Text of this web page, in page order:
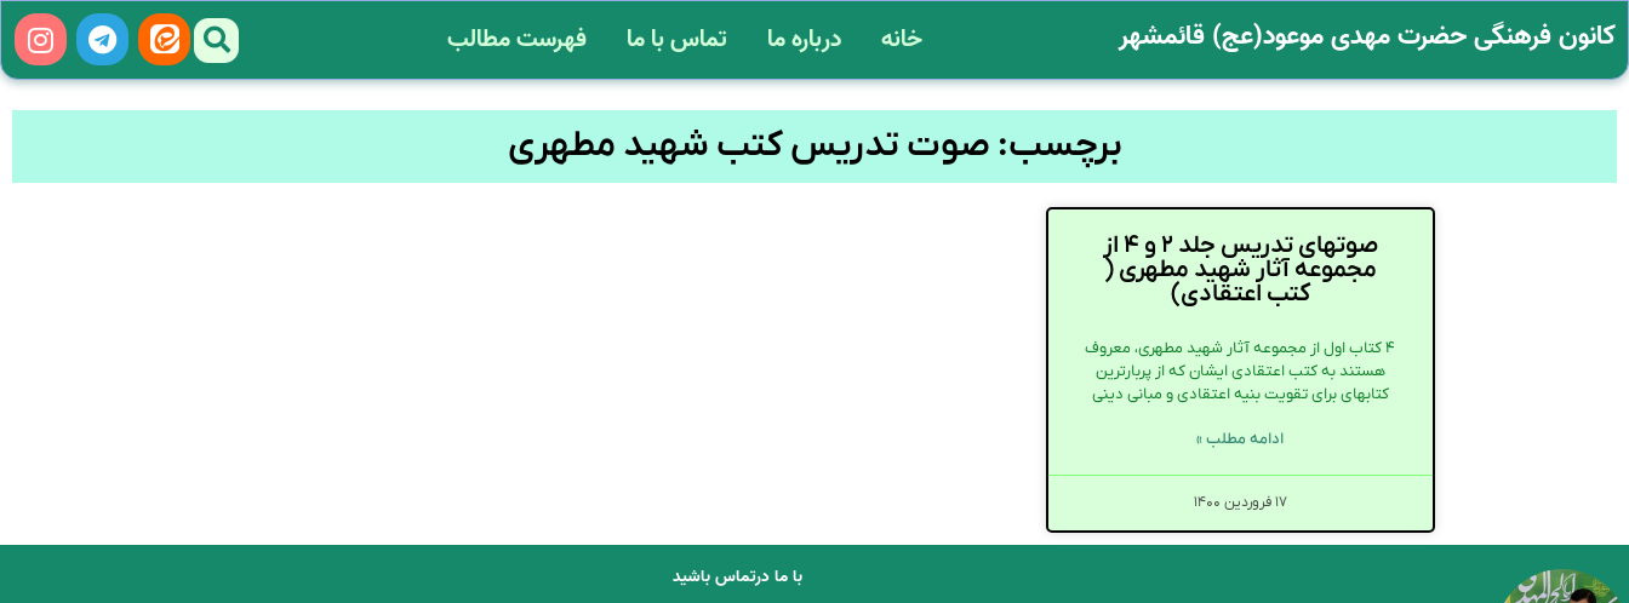
کانون فرهنگی حضرت مهدی موعود(عج) قائمشهر خانه درباره ما تماس با ما فهرست مطالب
برچسب: صوت تدریس کتب شهید مطهری
صوتهای تدریس جلد ۲ و ۴ از
مجموعه آثار شهید مطهری (
کتب اعتقادی)
۴ کتاب اول از مجموعه آثار شهید مطهری، معروف
هستند به کتب اعتقادی ایشان که از پربارترین
کتابهای برای تقویت بنیه اعتقادی و مبانی دینی
ادامه مطلب »
۱۷ فروردین ۱۴۰۰
با ما درتماس باشید